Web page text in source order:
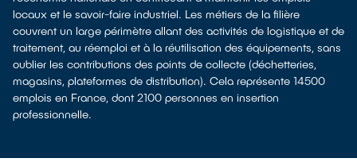
locaux et le savoir-faire industriel. Les métiers de la filière
couvrent un large périmètre allant des activités de logistique et de
traitement, au réemploi et à la réutilisation des équipements, sans
oublier les contributions des points de collecte (déchetteries,
magasins, plateformes de distribution). Cela représente 14500
emplois en France, dont 2100 personnes en insertion
professionnelle.